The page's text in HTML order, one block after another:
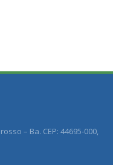
– Ba. CEP: 44695-000,